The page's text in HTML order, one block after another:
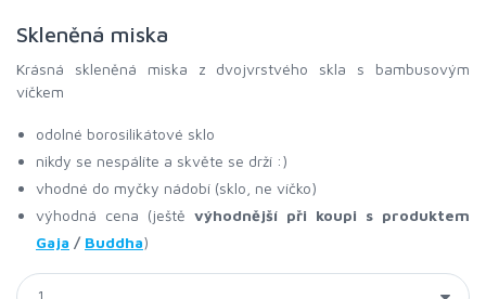
Skleněná miska
Krásná skleněná miska z dvojvrstvého skla s bambusovým
víčkem
odolné borosilikátové sklo
nikdy se nespálíte a skvěte se drží :)
vhodné do myčky nádobí (sklo, ne víčko)
výhodná cena (ještě výhodnější při koupi s produktem
Gaja / Buddha)